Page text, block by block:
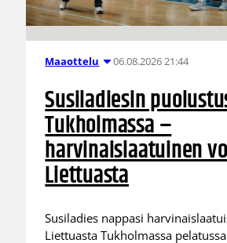
Maaottelu 06.08.2026 21:44
Susiladiesin
Tukholmassa –
harvinaislaatuinen
Liettuasta
Susiladies nappasi
Liettuasta Tukholmassa